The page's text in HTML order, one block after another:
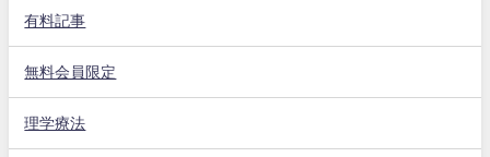
有料記事
無料会員限定
理学療法